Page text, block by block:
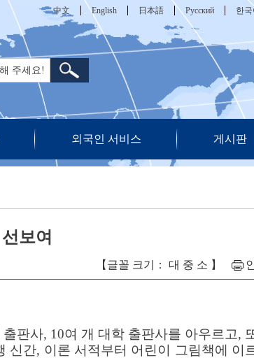
한
Русский
日本語
English
中文
외국인 서비스 게시판
보여
【글꼴 크기： 대 중 소 】
판사, 10여 개 대학 출판사를 아우르고,
신간, 이론 서적부터 어린이 그림책에 이